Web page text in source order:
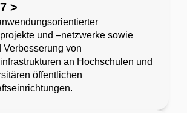
>
und –netzwerke sowie
Verbesserung von
an Hochschulen und
öffentlichen